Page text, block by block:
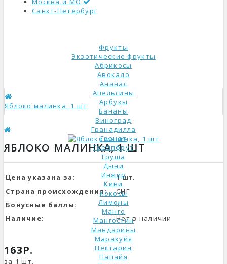
Санкт-Петербург
Фрукты
Экзотические фрукты
Абрикосы
Авокадо
Ананас
Апельсины
Арбузы
Бананы
Виноград
Гранадилла
Гранат
Грейпфрут
Груша
Дыни
Инжир
Киви
Кокосы
Лимоны
Манго
Мангостин
Мандарины
Маракуйя
Нектарин
Папайя
Яблоко малинка, 1 шт
ЯБЛОКО МАЛИНКА, 1 ШТ
Цена указана за:
1 шт.
Страна происхождения:
СНГ
Бонусные баллы:
3
Наличие:
Нет в наличии
163Р.
за 1 шт.